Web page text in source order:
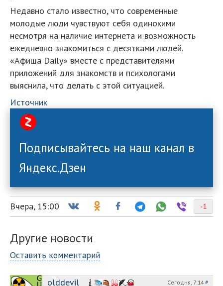
Недавно стало известно, что современные
молодые люди чувствуют себя одинокими
несмотря на наличие интернета и возможность
ежедневно знакомиться с десятками людей.
«Афиша Daily» вместе с представителями
приложений для знакомств и психологами
выяснила, что делать с этой ситуацией.
Источник
Подписывайтесь на наш канал в
Яндекс.Дзен
-1
Вчера, 15:00
Другие новости
Оставить комментарий
olddevil Сегодня, 7:14#